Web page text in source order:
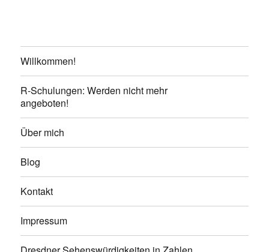
Willkommen!
R-Schulungen: Werden nicht mehr
angeboten!
Über mich
Blog
Kontakt
Impressum